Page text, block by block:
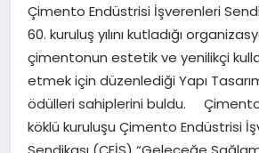
MAGAZIN
SPOR
TEKNOLOJI
Çimento Endüstrisi İşverenleri
60. kuruluş yılını kutladığı
çimentonun estetik ve yenilikçi
etmek için düzenlediği Yapı Tasarım
ödülleri sahiplerini buldu.
köklü kuruluşu Çimento Endüstrisi